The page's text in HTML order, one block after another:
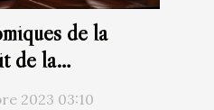
de la
de la
du marché
2023 03:10